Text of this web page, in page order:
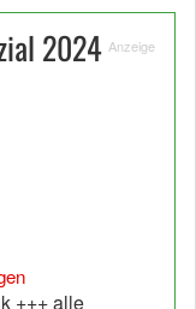
2024 Anzeige
+++ alle